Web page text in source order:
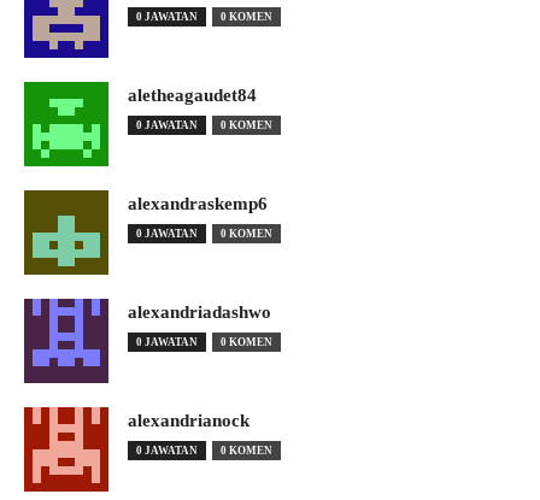
0 JAWATAN 0 KOMEN
aletheagaudet84
0 JAWATAN 0 KOMEN
alexandraskemp6
0 JAWATAN 0 KOMEN
alexandriadashwo
0 JAWATAN 0 KOMEN
alexandrianock
0 JAWATAN 0 KOMEN